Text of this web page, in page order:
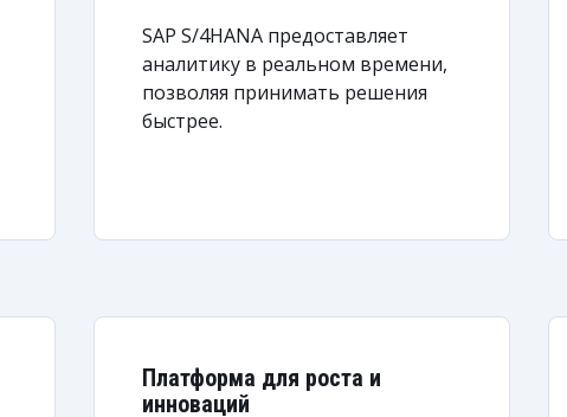
SAP S/4HANA предоставляет
аналитику в реальном времени,
позволяя принимать решения
быстрее.
Платформа для роста и
инноваций